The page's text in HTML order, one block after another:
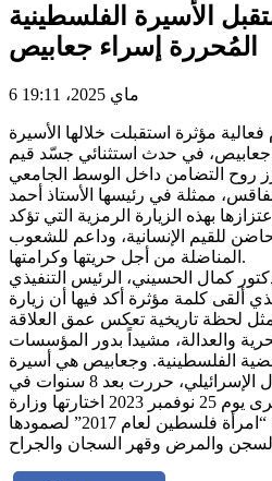
الأسيرة الفلسطينية
المُحررة إسراء جعابيص
6 ماي 2025، 19:11
مؤثرة استقبلت خلالها الأسيرة
جعابيص، في حدث استثنائي جسّد قيم
ممثلة في رئيسها الأستاذ أحمد
بهذه الزيارة الرمزية التي تؤكد
للقيم الإنسانية، وداعم للشعوب
المناضلة من أجل حريتها وكرامتها.
كمال الحسيني، الرئيس التنفيذي
ألقى كلمة مؤثرة أكد فيها أن زيارة
لحظة تاريخية تعكس عمق العلاقة
والعدالة، مشيداً بدور المؤسسات
الفلسطينية. وجعابيص هي أسيرة
فلسطينية في سجون الاحتلال الإسرائيلي، حررت بعد 8 سنوات في
السجن، باتفاق تبادل الأسرى يوم 25 نوفمبر 2023 اختارتها وزارة
شؤون المرأة الفلسطينية “امرأة فلسطين لعام 2017” لصمودها